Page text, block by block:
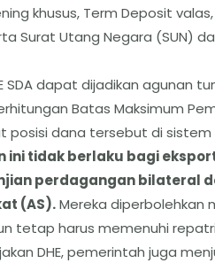
khusus, Term Deposit
Surat Utang Negara (SUN)
SDA dapat dijadikan agunan
Batas Maksimum
posisi dana tersebut di sistem
ini tidak berlaku bagi
perdagangan bilateral
(AS).Mereka diperbolehkan
tetap harus memenuhi
DHE, pemerintah juga